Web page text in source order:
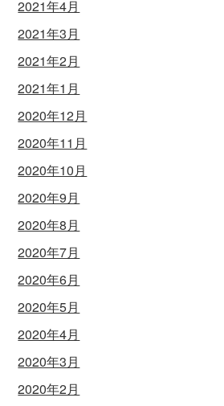
2021年4月
2021年3月
2021年2月
2021年1月
2020年12月
2020年11月
2020年10月
2020年9月
2020年8月
2020年7月
2020年6月
2020年5月
2020年4月
2020年3月
2020年2月